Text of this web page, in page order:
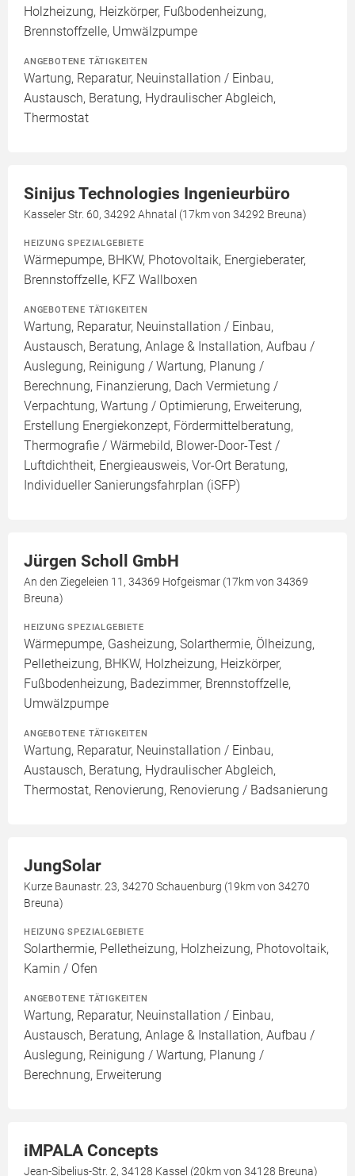
Holzheizung, Heizkörper, Fußbodenheizung,
Brennstoffzelle, Umwälzpumpe
ANGEBOTENE TÄTIGKEITEN
Wartung, Reparatur, Neuinstallation / Einbau,
Austausch, Beratung, Hydraulischer Abgleich,
Thermostat
Sinijus Technologies Ingenieurbüro
Kasseler Str. 60, 34292 Ahnatal (17km von 34292 Breuna)
HEIZUNG SPEZIALGEBIETE
Wärmepumpe, BHKW, Photovoltaik, Energieberater,
Brennstoffzelle, KFZ Wallboxen
ANGEBOTENE TÄTIGKEITEN
Wartung, Reparatur, Neuinstallation / Einbau,
Austausch, Beratung, Anlage & Installation, Aufbau /
Auslegung, Reinigung / Wartung, Planung /
Berechnung, Finanzierung, Dach Vermietung /
Verpachtung, Wartung / Optimierung, Erweiterung,
Erstellung Energiekonzept, Fördermittelberatung,
Thermografie / Wärmebild, Blower-Door-Test /
Luftdichtheit, Energieausweis, Vor-Ort Beratung,
Individueller Sanierungsfahrplan (iSFP)
Jürgen Scholl GmbH
An den Ziegeleien 11, 34369 Hofgeismar (17km von 34369
Breuna)
HEIZUNG SPEZIALGEBIETE
Wärmepumpe, Gasheizung, Solarthermie, Ölheizung,
Pelletheizung, BHKW, Holzheizung, Heizkörper,
Fußbodenheizung, Badezimmer, Brennstoffzelle,
Umwälzpumpe
ANGEBOTENE TÄTIGKEITEN
Wartung, Reparatur, Neuinstallation / Einbau,
Austausch, Beratung, Hydraulischer Abgleich,
Thermostat, Renovierung, Renovierung / Badsanierung
JungSolar
Kurze Baunastr. 23, 34270 Schauenburg (19km von 34270
Breuna)
HEIZUNG SPEZIALGEBIETE
Solarthermie, Pelletheizung, Holzheizung, Photovoltaik,
Kamin / Ofen
ANGEBOTENE TÄTIGKEITEN
Wartung, Reparatur, Neuinstallation / Einbau,
Austausch, Beratung, Anlage & Installation, Aufbau /
Auslegung, Reinigung / Wartung, Planung /
Berechnung, Erweiterung
iMPALA Concepts
Jean-Sibelius-Str. 2, 34128 Kassel (20km von 34128 Breuna)